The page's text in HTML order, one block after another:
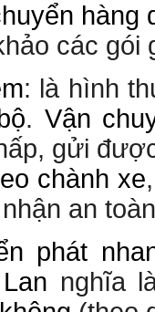
hàng
các gói
: là hình
. Vận
gửi
chành xe
an
phát
nghĩa